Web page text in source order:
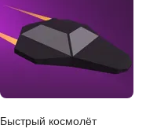
Быстрый космолёт